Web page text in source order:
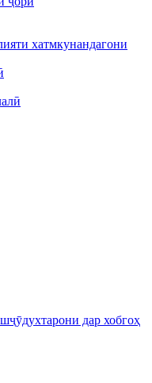
хатмкунандагони